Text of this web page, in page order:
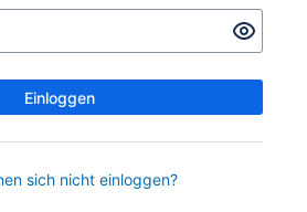
Einloggen
sich nicht einloggen?